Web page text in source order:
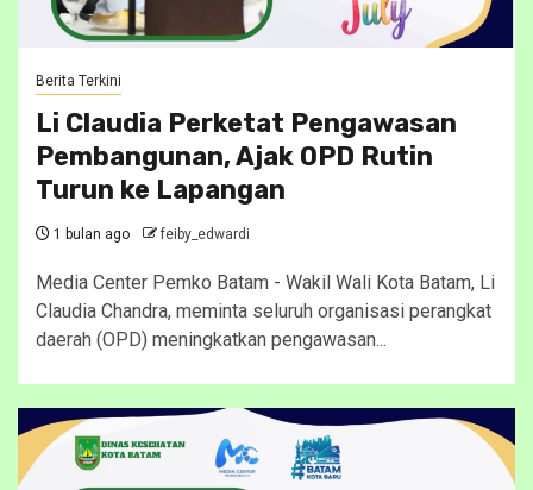
Berita Terkini
Li Claudia Perketat Pengawasan
Pembangunan, Ajak OPD Rutin
Turun ke Lapangan
1 bulan ago feiby_edwardi
Media Center Pemko Batam - Wakil Wali Kota Batam, Li
Claudia Chandra, meminta seluruh organisasi perangkat
daerah (OPD) meningkatkan pengawasan...